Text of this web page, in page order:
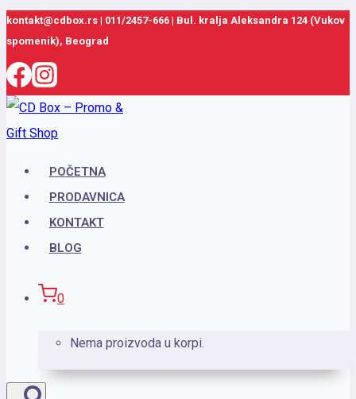
Skip
to
content
kontakt@cdbox.rs | 011/2457-666 | Bul. kralja Aleksandra 124 (Vukov
spomenik), Beograd
POČETNA
PRODAVNICA
KONTAKT
BLOG
0
Nema proizvoda u korpi.